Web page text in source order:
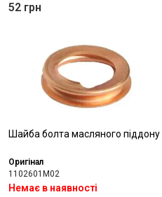
52 грн
Шайба болта масляного піддону
Оригінал
1102601M02
Немає в наявності